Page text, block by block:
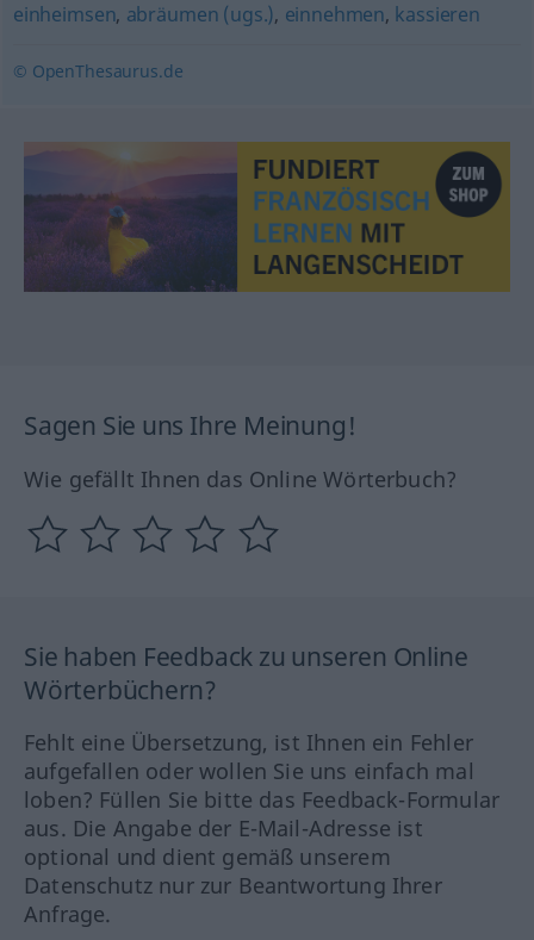
einheimsen, abräumen (ugs.), einnehmen, kassieren
© OpenThesaurus.de
Sagen Sie uns Ihre Meinung!
Wie gefällt Ihnen das Online Wörterbuch?
Sie haben Feedback zu unseren Online
Wörterbüchern?
Fehlt eine Übersetzung, ist Ihnen ein Fehler
aufgefallen oder wollen Sie uns einfach mal
loben? Füllen Sie bitte das Feedback-Formular
aus. Die Angabe der E-Mail-Adresse ist
optional und dient gemäß unserem
Datenschutz nur zur Beantwortung Ihrer
Anfrage.